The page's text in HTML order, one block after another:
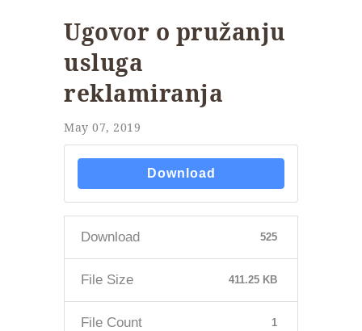
Ugovor o pružanju
usluga
reklamiranja
May 07, 2019
Download
Download 525
File Size 411.25 KB
File Count 1